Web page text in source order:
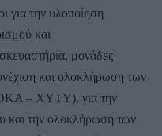
για την υλοποίηση
και
μονάδες
και ολοκλήρωση των
– ΧΥΤΥ), για την
και την ολοκλήρωση των